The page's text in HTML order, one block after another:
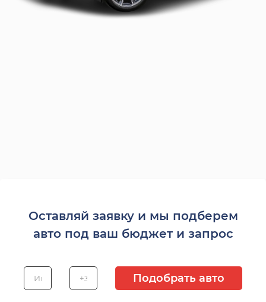
Оставляй заявку и мы подберем
авто под ваш бюджет и запрос
Подобрать авто